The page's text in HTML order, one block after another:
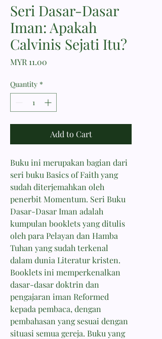
Seri Dasar-Dasar
Iman: Apakah
Calvinis Sejati Itu?
MYR 11.00
Quantity *
Add to Cart
Buku ini merupakan bagian dari
seri buku Basics of Faith yang
sudah diterjemahkan oleh
penerbit Momentum. Seri Buku
Dasar-Dasar Iman adalah
kumpulan booklets yang ditulis
oleh para Pelayan dan Hamba
Tuhan yang sudah terkenal
dalam dunia Literatur kristen.
Booklets ini memperkenalkan
dasar-dasar doktrin dan
pengajaran iman Reformed
kepada pembaca, dengan
pembahasan yang sesuai dengan
situasi semua gereja. Buku yang